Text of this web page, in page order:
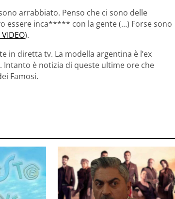
arrabbiato. Penso che ci sono delle
essere inca***** con la gente (…) Forse sono
).
in diretta tv. La modella argentina è l’ex
è notizia di queste ultime ore che
Famosi.